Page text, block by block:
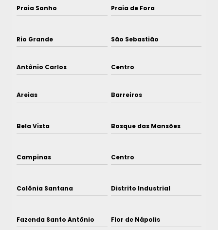
Praia Sonho Praia de Fora
Rio Grande São Sebastião
Antônio Carlos Centro
Areias Barreiros
Bela Vista Bosque das Mansões
Campinas Centro
Colônia Santana Distrito Industrial
Fazenda Santo Antônio Flor de Nápolis